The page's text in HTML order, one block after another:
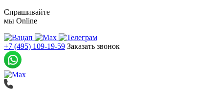
Спрашивайте
мы Online
+7 (495) 109-19-59 Заказать звонок